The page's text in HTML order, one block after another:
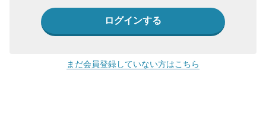
まだ会員登録していない方はこちら